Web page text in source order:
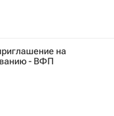
на
- ВФП